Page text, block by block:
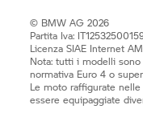
© BMW AG 2026
Partita Iva:
Licenza SIAE Internet
Nota: tutti i modelli
normativa Euro 4 o
Le moto raffigurate
essere equipaggiate